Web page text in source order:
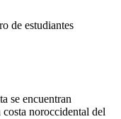
de estudiantes
se encuentran
noroccidental del